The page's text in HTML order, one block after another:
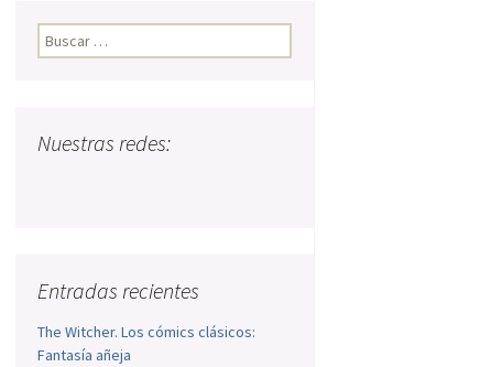
Buscar:
Nuestras redes:
Entradas recientes
The Witcher. Los cómics clásicos:
Fantasía añeja